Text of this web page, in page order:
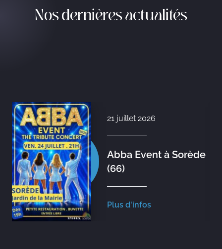
Nos dernières actualités
21 juillet 2026
Abba Event à Sorède
(66)
Plus d'infos